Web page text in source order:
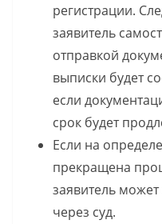
регистрации.
заявитель
отправкой
выписки будет
если
срок будет
Если на
прекращена
заявитель
через суд.